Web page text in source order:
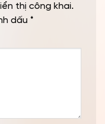
thị công khai.
dấu *